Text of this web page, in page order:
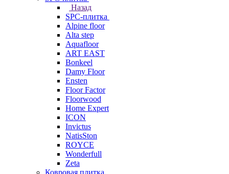
Назад
SPC-плитка
Alpine floor
Alta step
Aquafloor
ART EAST
Bonkeel
Damy Floor
Ensten
Floor Factor
Floorwood
Home Expert
ICON
Invictus
NatisSton
ROYCE
Wonderfull
Zeta
Ковровая плитка